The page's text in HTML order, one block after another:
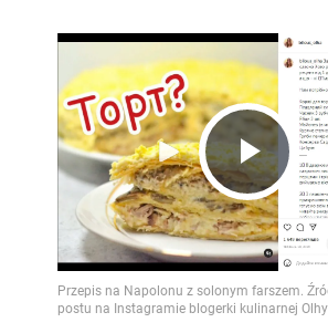
Play
Video